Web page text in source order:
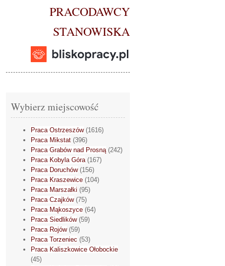
PRACODAWCY
STANOWISKA
Wybierz miejscowość
Praca Ostrzeszów(1616)
Praca Mikstat (396)
Praca Grabów nad Prosną(242)
Praca Kobyla Góra(167)
Praca Doruchów(156)
Praca Kraszewice (104)
Praca Marszałki (95)
Praca Czajków(75)
Praca Mąkoszyce (64)
Praca Siedlików(59)
Praca Rojów(59)
Praca Torzeniec (53)
Praca Kaliszkowice Ołobockie
(45)